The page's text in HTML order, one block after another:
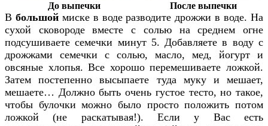
После выпечки
До выпечки
В большой миске в воде разводите дрожжи в воде. На
сухой сковороде вместе с солью на среднем огне
подсушиваете семечки минут 5. Добавляете в воду с
дрожжами семечки с солью, масло, мед, йогурт и
овсяные хлопья. Все хорошо перемешиваете ложкой.
Затем постепенно высыпаете туда муку и мешает,
мешаете… Должно быть очень густое тесто, но такое,
чтобы булочки можно было просто положить потом
ложкой (не раскатывая!). Если у Вас есть